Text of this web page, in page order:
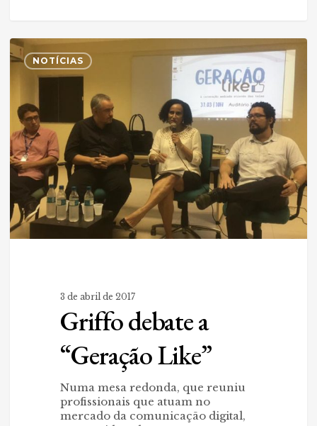
Griffo
debate
Like”
NOTÍCIAS
3 de abril de 2017
Griffo debate a
“Geração Like”
Numa mesa redonda, que reuniu
profissionais que atuam no
mercado da comunicação digital,
0